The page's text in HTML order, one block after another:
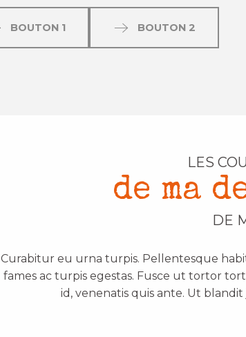
BOUTON 1 BOUTON 2
LES
de ma
DE
Curabitur eu urna turpis. Pellentesque
fames ac turpis egestas. Fusce ut tortor
id, venenatis quis ante. Ut